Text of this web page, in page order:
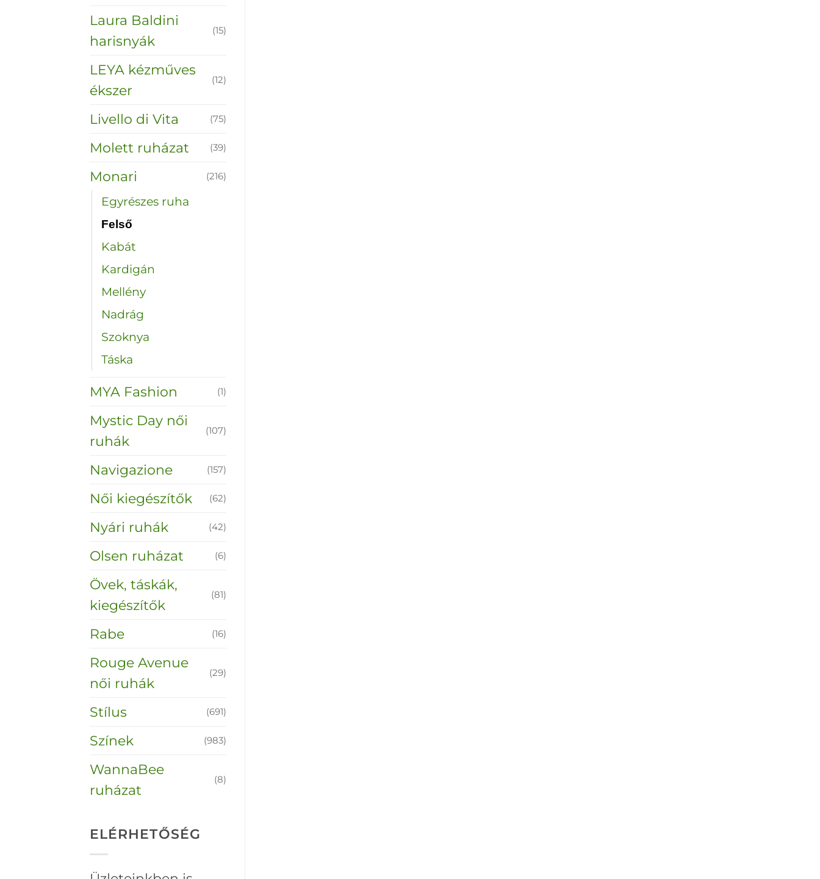
Laura Baldini
harisnyák
(15)
LEYA kézműves
ékszer
(12)
Livello di Vita (75)
Molett ruházat (39)
Monari (216)
Egyrészes ruha
Felső
Kabát
Kardigán
Mellény
Nadrág
Szoknya
Táska
MYA Fashion (1)
Mystic Day női
ruhák
(107)
Navigazione (157)
Női kiegészítők (62)
Nyári ruhák (42)
Olsen ruházat (6)
Övek, táskák,
kiegészítők
(81)
Rabe (16)
Rouge Avenue
női ruhák
(29)
Stílus (691)
Színek (983)
WannaBee
ruházat
(8)
ELÉRHETŐSÉG